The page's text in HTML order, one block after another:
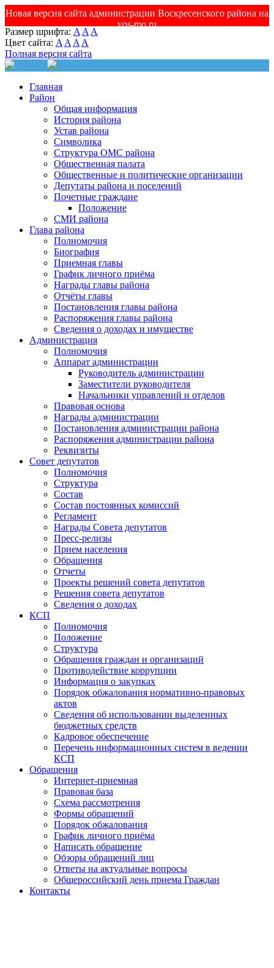
Новая версия сайта администрации Воскресенского района на
vos-mo.ru
Размер шрифта: A A A
Цвет сайта: A A A A
Полная версия сайта
Главная
Район
Общая информация
История района
Устав района
Символика
Структура ОМС района
Общественная палата
Общественные и политические организации
Депутаты района и поселений
Почетные граждане
Положение
СМИ района
Глава района
Полномочия
Биография
Приемная главы
График личного приёма
Награды главы района
Отчёты главы
Постановления главы района
Распоряжения главы района
Сведения о доходах и имуществе
Администрация
Полномочия
Аппарат администрации
Руководитель администрации
Заместители руководителя
Начальники управлений и отделов
Правовая основа
Награды администрации
Постановления администрации района
Распоряжения администрации района
Реквизиты
Совет депутатов
Полномочия
Структура
Состав
Состав постоянных комиссий
Регламент
Награды Совета депутатов
Пресс-релизы
Прием населения
Обращения
Отчеты
Проекты решений совета депутатов
Решения совета депутатов
Сведения о доходах
КСП
Полномочия
Положение
Структура
Обращения граждан и организаций
Противодействие коррупции
Информация о закупках
Порядок обжалования нормативно-правовых
актов
Сведения об использовании выделенных
бюджетных средств
Кадровое обеспечение
Перечень информационных систем в ведении
КСП
Обращения
Интернет-приемная
Правовая база
Схема рассмотрения
Формы обращений
Порядок обжалования
График личного приёма
Написать обращение
Обзоры обращений лиц
Ответы на актуальные вопросы
Общероссийский день приема Граждан
Контакты